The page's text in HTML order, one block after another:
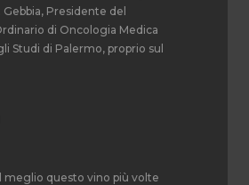
Presidente del
di Oncologia Medica
Studi di Palermo, proprio sul
meglio questo vino più volte